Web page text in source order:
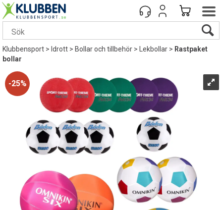
Klubbensport> Idrott>Bollar och tillbehör> Lekbollar> Rastpaket
bollar
25%